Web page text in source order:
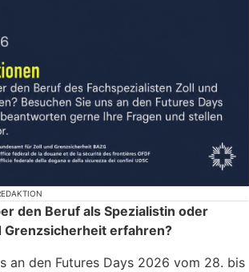
den Beruf als Spezialistin oder
Grenzsicherheit erfahren?
an den Futures Days 2026 vom 28. bis